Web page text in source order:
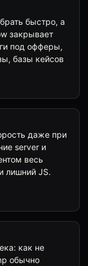
быстро, а
закрывает
под офферы,
базы кейсов
даже при
server и
весь
лишний JS.
как не
обычно